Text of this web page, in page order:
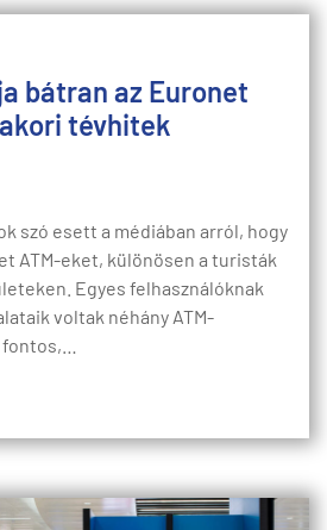
bátran az Euronet
tévhitek
szó esett a médiában arról, hogy
ATM-eket, különösen a turisták
Egyes felhasználóknak
voltak néhány ATM-